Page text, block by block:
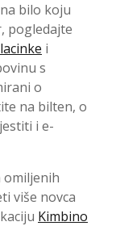
bilo koju
pogledajte
i
s
o
na bilten, o
i e-
omiljenih
više novca
Kimbino